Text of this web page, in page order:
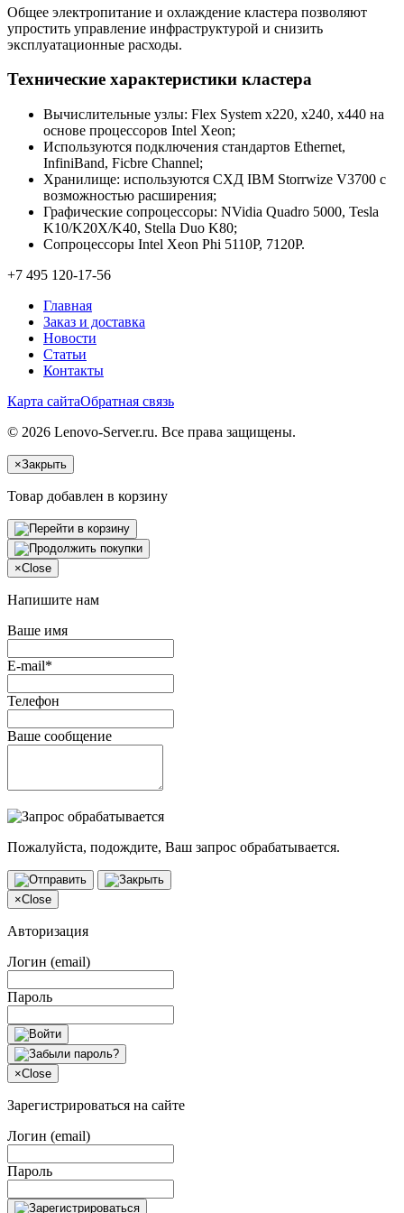
Общее электропитание и охлаждение кластера позволяют
упростить управление инфраструктурой и снизить
эксплуатационные расходы.
Технические характеристики кластера
Вычислительные узлы: Flex System x220, x240, x440 на
основе процессоров Intel Xeon;
Используются подключения стандартов Ethernet,
InfiniBand, Ficbre Channel;
Хранилище: используются СХД IBM Storrwize V3700 с
возможностью расширения;
Графические сопроцессоры: NVidia Quadro 5000, Tesla
K10/K20X/K40, Stella Duo K80;
Сопроцессоры Intel Xeon Phi 5110P, 7120P.
+7 495 120-17-56
Главная
Заказ и доставка
Новости
Статьи
Контакты
Карта сайтаОбратная связь
© 2026 Lenovo-Server.ru. Все права защищены.
×Закрыть
Товар добавлен в корзину
×Close
Напишите нам
Ваше имя
E-mail*
Телефон
Ваше сообщение
Пожалуйста, подождите, Ваш запрос обрабатывается.
×Close
Авторизация
Логин (email)
Пароль
×Close
Зарегистрироваться на сайте
Логин (email)
Пароль